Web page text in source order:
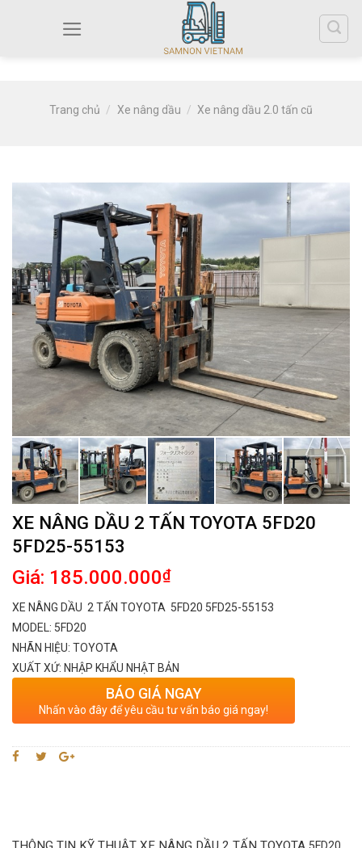
Trang chủ / Xe nâng dầu / Xe nâng dầu 2.0 tấn cũ
XE NÂNG DẦU 2 TẤN TOYOTA 5FD20
5FD25-55153
Giá: 185.000.000₫
XE NÂNG DẦU 2 TẤN TOYOTA 5FD20 5FD25-55153
MODEL: 5FD20
NHÃN HIỆU: TOYOTA
XUẤT XỨ: NHẬP KHẨU NHẬT BẢN
BÁO GIÁ NGAY
Nhấn vào đây để yêu cầu tư vấn báo giá ngay!
5FD20